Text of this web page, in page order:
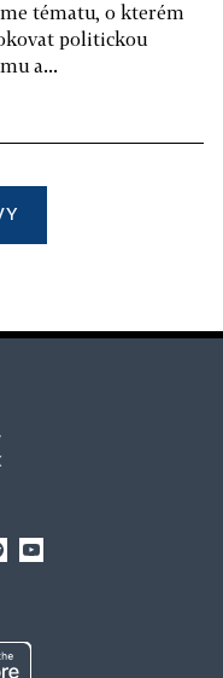
tématu, o kterém
politickou
a...